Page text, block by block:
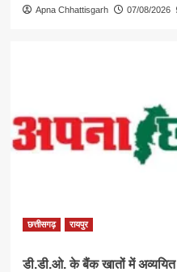
Apna Chhattisgarh 07/08/2026
छत्तीसगढ़ रायपुर
डी.डी.ओ. के बैंक खातों में अव्ययित